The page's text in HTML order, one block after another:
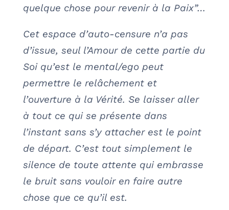
quelque chose pour revenir à la Paix”…
Cet espace d’auto-censure n’a pas
d’issue, seul l’Amour de cette partie du
Soi qu’est le mental/ego peut
permettre le relâchement et
l’ouverture à la Vérité. Se laisser aller
à tout ce qui se présente dans
l’instant sans s’y attacher est le point
de départ. C’est tout simplement le
silence de toute attente qui embrasse
le bruit sans vouloir en faire autre
chose que ce qu’il est.